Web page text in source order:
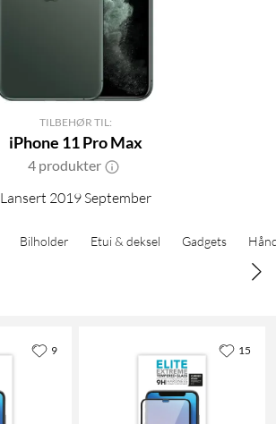
TILBEHØR TIL:
iPhone 11 Pro Max
4 produkter
Lansert 2019 September
Bilholder Etui & deksel Gadgets
9 15